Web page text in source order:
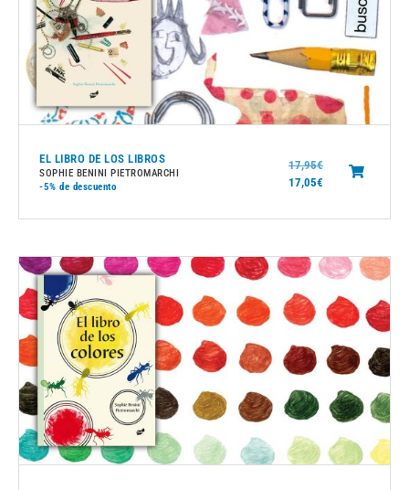
EL LIBRO DE LOS LIBROS
SOPHIE BENINI PIETROMARCHI
-5% de descuento
17,95€
17,05€